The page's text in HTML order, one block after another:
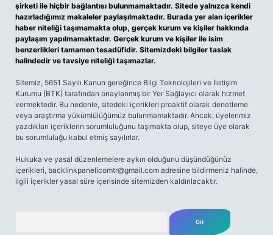
şirketi ile hiçbir bağlantısı bulunmamaktadır. Sitede yalnızca kendi
hazırladığımız makaleler paylaşılmaktadır. Burada yer alan içerikler
haber niteliği taşımamakta olup, gerçek kurum ve kişiler hakkında
paylaşım yapılmamaktadır. Gerçek kurum ve kişiler ile isim
benzerlikleri tamamen tesadüfidir. Sitemizdeki bilgiler taslak
halindedir ve tavsiye niteliği taşımazlar.
Sitemiz, 5651 Sayılı Kanun gereğince Bilgi Teknolojileri ve İletişim
Kurumu (BTK) tarafından onaylanmış bir Yer Sağlayıcı olarak hizmet
vermektedir. Bu nedenle, sitedeki içerikleri proaktif olarak denetleme
veya araştırma yükümlülüğümüz bulunmamaktadır. Ancak, üyelerimiz
yazdıkları içeriklerin sorumluluğunu taşımakta olup, siteye üye olarak
bu sorumluluğu kabul etmiş sayılırlar.
Hukuka ve yasal düzenlemelere aykırı olduğunu düşündüğünüz
içerikleri, backlinkpanelicomtr@gmail.com adresine bildirmeniz halinde,
ilgili içerikler yasal süre içerisinde sitemizden kaldırılacaktır.